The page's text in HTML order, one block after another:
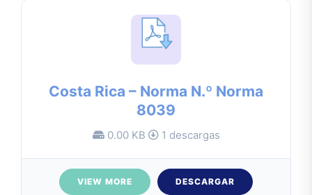
Costa Rica – Norma N.º Norma
8039
0.00 KB 1 descargas
VIEW MORE DESCARGAR